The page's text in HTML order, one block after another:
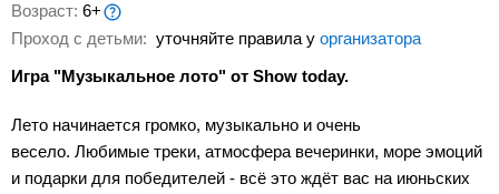
Возраст: 6+
Проход с детьми: уточняйте правила у организатора
Игра "Музыкальное лото" от Show today.
Лето начинается громко, музыкально и очень
весело. Любимые треки, атмосфера вечеринки, море эмоций
и подарки для победителей - всё это ждёт вас на июньских